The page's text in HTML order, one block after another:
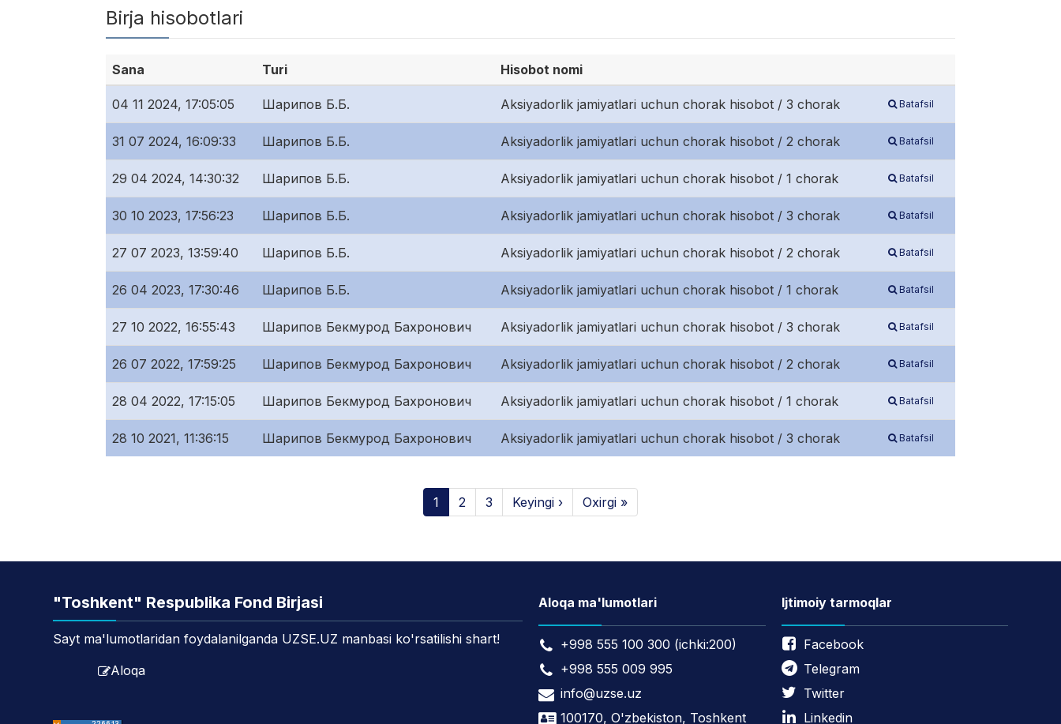
Birja hisobotlari
Sana Turi Hisobot nomi
04 11 2024, 17:05:05 Шарипов Б.Б. Aksiyadorlik jamiyatlari uchun chorak hisobot / 3 chorak Batafsil
31 07 2024, 16:09:33 Шарипов Б.Б. Aksiyadorlik jamiyatlari uchun chorak hisobot / 2 chorak Batafsil
29 04 2024, 14:30:32 Шарипов Б.Б. Aksiyadorlik jamiyatlari uchun chorak hisobot / 1 chorak Batafsil
30 10 2023, 17:56:23 Шарипов Б.Б. Aksiyadorlik jamiyatlari uchun chorak hisobot / 3 chorak Batafsil
27 07 2023, 13:59:40 Шарипов Б.Б. Aksiyadorlik jamiyatlari uchun chorak hisobot / 2 chorak Batafsil
26 04 2023, 17:30:46 Шарипов Б.Б. Aksiyadorlik jamiyatlari uchun chorak hisobot / 1 chorak Batafsil
27 10 2022, 16:55:43 Шарипов Бекмурод Бахронович Aksiyadorlik jamiyatlari uchun chorak hisobot / 3 chorak Batafsil
26 07 2022, 17:59:25 Шарипов Бекмурод Бахронович Aksiyadorlik jamiyatlari uchun chorak hisobot / 2 chorak Batafsil
28 04 2022, 17:15:05 Шарипов Бекмурод Бахронович Aksiyadorlik jamiyatlari uchun chorak hisobot / 1 chorak Batafsil
28 10 2021, 11:36:15 Шарипов Бекмурод Бахронович Aksiyadorlik jamiyatlari uchun chorak hisobot / 3 chorak Batafsil
1 2 3 Keyingi › Oxirgi »
"Toshkent" Respublika Fond Birjasi
Sayt ma'lumotlaridan foydalanilganda UZSE.UZ manbasi ko'rsatilishi shart!
Aloqa
Aloqa ma'lumotlari
+998 555 100 300 (ichki:200)
+998 555 009 995
info@uzse.uz
100170, O'zbekiston, Toshkent
Ijtimoiy tarmoqlar
Facebook
Telegram
Twitter
Linkedin